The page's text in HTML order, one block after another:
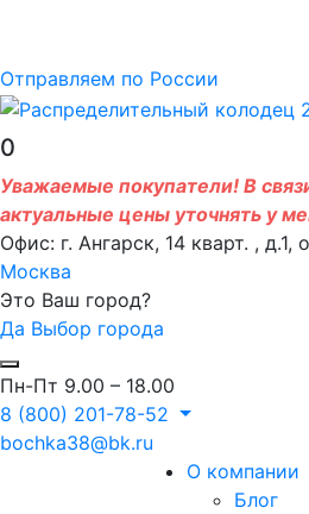
Отправляем по России
0
Уважаемые покупатели! В
актуальные цены уточнять у
Офис: г. Ангарск, 14 кварт. , д.1,
Москва
Это Ваш город?
Да Выбор города
Пн-Пт 9.00 – 18.00
8 (800) 201-78-52
bochka38@bk.ru
О компании
Блог